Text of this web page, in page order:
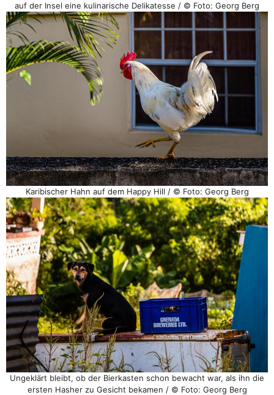
auf der Insel eine kulinarische Delikatesse / © Foto: Georg Berg
Karibischer Hahn auf dem Happy Hill / © Foto: Georg Berg
Ungeklärt bleibt, ob der Bierkasten schon bewacht war, als ihn die
ersten Hasher zu Gesicht bekamen / © Foto: Georg Berg